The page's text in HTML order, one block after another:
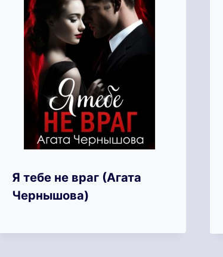
Я тебе не враг (Агата
Чернышова)